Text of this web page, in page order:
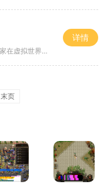
传奇游戏的核心在于角色扮演，玩家在虚拟世界中化身为战士、法师或道士，进行各种冒险和战斗。游戏的自由度高，让玩家可以根据自己的喜好选择职业和发展方向。丰富的剧情和任务系统使得玩家始终能够保持新鲜感，不断探索新的挑战。5大技能系统在传奇世界手游
详情
末页